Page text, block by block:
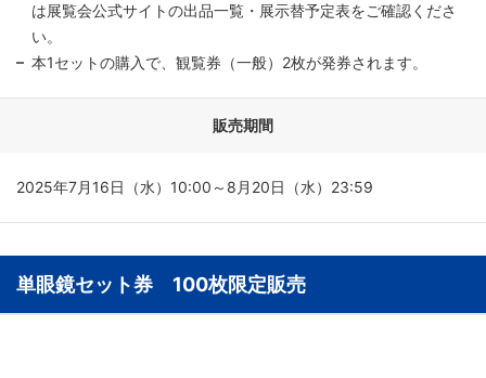
は展覧会公式サイトの出品一覧・展示替予定表をご確認くださ
い。
本1セットの購入で、観覧券（一般）2枚が発券されます。
販売期間
2025年7月16日（水）10:00～8月20日（水）23:59
単眼鏡セット券 100枚限定販売